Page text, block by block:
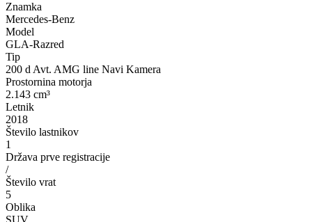
Znamka
Mercedes-Benz
Model
GLA-Razred
Tip
200 d Avt. AMG line Navi Kamera
Prostornina motorja
2.143 cm³
Letnik
2018
Število lastnikov
1
Država prve registracije
/
Število vrat
5
Oblika
SUV